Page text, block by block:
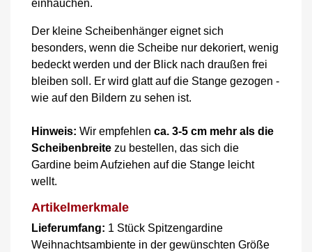
einhauchen.
Der kleine Scheibenhänger eignet sich
besonders, wenn die Scheibe nur dekoriert, wenig
bedeckt werden und der Blick nach draußen frei
bleiben soll. Er wird glatt auf die Stange gezogen -
wie auf den Bildern zu sehen ist.
Hinweis: Wir empfehlen ca. 3-5 cm mehr als die
Scheibenbreite zu bestellen, das sich die
Gardine beim Aufziehen auf die Stange leicht
wellt.
Artikelmerkmale
Lieferumfang: 1 Stück Spitzengardine
Weihnachtsambiente in der gewünschten Größe